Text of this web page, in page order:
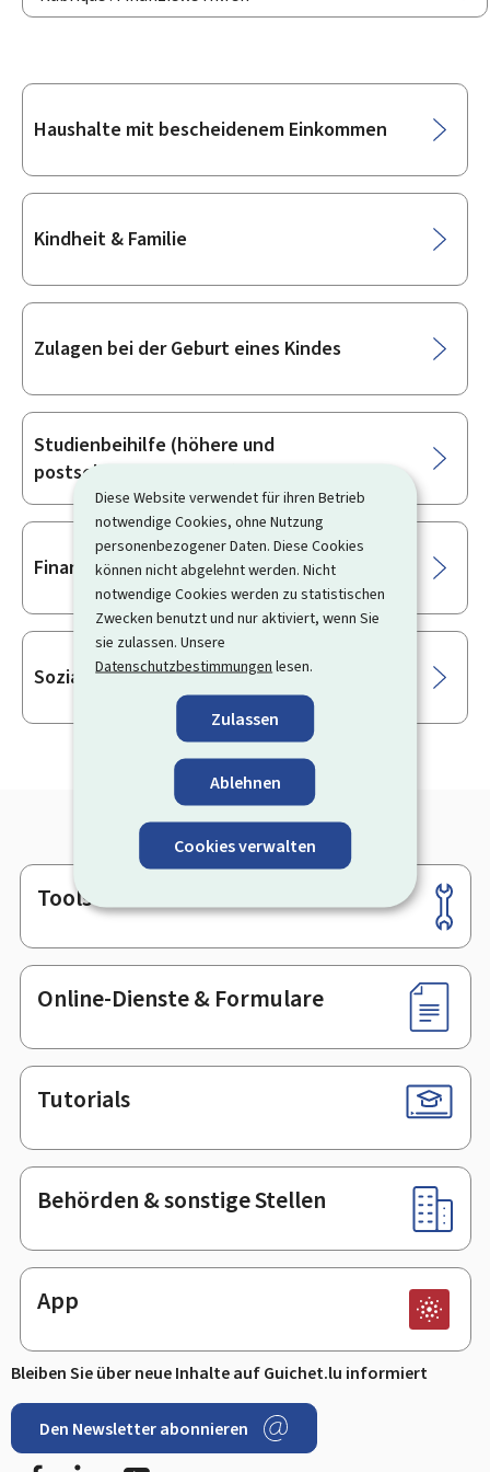
Diese Website verwendet für ihren Betrieb
notwendige Cookies, ohne Nutzung
personenbezogener Daten. Diese Cookies
können nicht abgelehnt werden. Nicht
notwendige Cookies werden zu statistischen
Zwecken benutzt und nur aktiviert, wenn Sie
sie zulassen. Unsere
Datenschutzbestimmungen lesen.
Zulassen
Ablehnen
Cookies verwalten
Unterrubriken
Haushalte mit bescheidenem Einkommen
Kindheit & Familie
Zulagen bei der Geburt eines Kindes
Studienbeihilfe (höhere und
postsekundäre Bildung)
Finanzielle Hilfen
Sozialhilfe
Footer
Tools
Online-Dienste & Formulare
Tutorials
Behörden & sonstige Stellen
App
Bleiben Sie über neue Inhalte auf Guichet.lu informiert
Den Newsletter abonnieren
FacebookLinkedIn